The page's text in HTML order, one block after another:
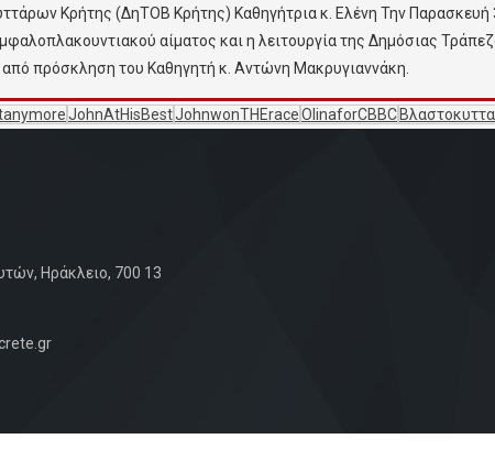
Κρήτης (ΔηΤΟΒ Κρήτης) Καθηγήτρια κ. Ελένη Την Παρασκευή
αίματος και η λειτουργία της Δημόσιας
πρόσκληση του Καθηγητή κ. Αντώνη Μακρυγιαννάκη.
JohnAtHisBestJohnwonTHEraceOlinaforCBBC
Ηράκλειο, 700 13